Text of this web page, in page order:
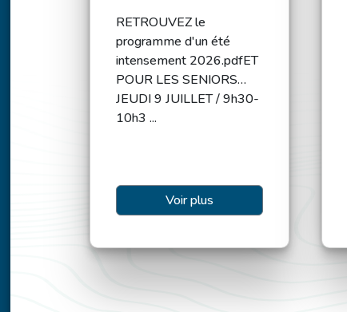
RETROUVEZ le
programme d'un été
intensement 2026.pdfET
POUR LES SENIORS…
JEUDI 9 JUILLET / 9h30-
10h3 ...
Voir plus